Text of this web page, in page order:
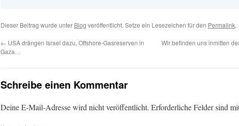
Dieser Beitrag wurde unter Blog veröffentlicht. Setze ein Lesezeichen für den Permalink.
← USA drängen Israel dazu, Offshore-Gasreserven in
Gaza…
Wir befinden uns inmitten
Schreibe einen Kommentar
Deine E-Mail-Adresse wird nicht veröffentlicht. Erforderliche Felder sind